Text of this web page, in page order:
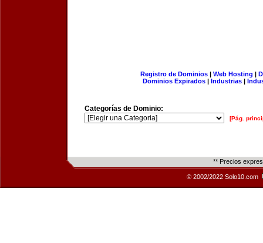
Registro de Dominios| Web Hosting |
Dominios Expirados | Industrias |
Categorías de Dominio:
[Pág.
** Precios
© 2002/2022 Solo10.com